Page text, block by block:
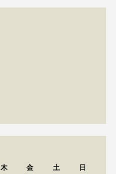
木 金 土 日